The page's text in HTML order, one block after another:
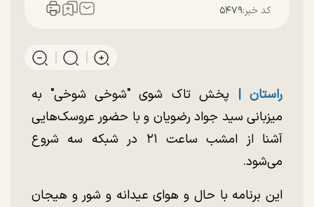
کد خبر:۵۴۷۹
راستان | پخش تاک شوی "شوخی شوخی" به
میزبانی سید جواد رضویان و با حضور عروسک‌هایی
آشنا از امشب ساعت ۲۱ در شبکه سه شروع
می‌شود.
این برنامه با حال و هوای عیدانه و شور و هیجان